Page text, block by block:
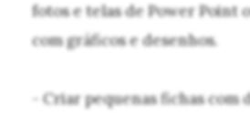
fotos e telas de Power Point
com gráficos e desenhos.
- Criar pequenas fichas com